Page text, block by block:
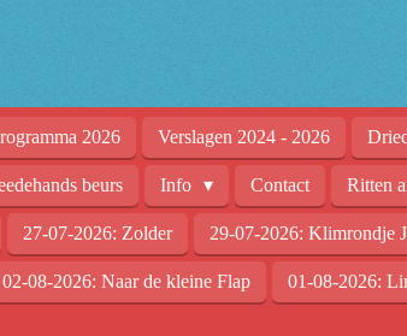
2026 Verslagen 2024 - 2026
beurs Info Contact Ritten
27-07-2026: Zolder 29-07-2026: Klimrondje
02-08-2026: Naar de kleine Flap 01-08-2026: